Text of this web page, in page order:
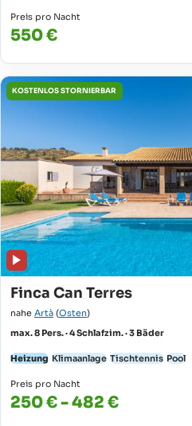
Preis pro Nacht
550 €
KOSTENLOS STORNIERBAR
Finca Can Terres
nahe Artà (Osten)
max. 8 Pers. · 4 Schlafzim. · 3 Bäder
Heizung Klimaanlage Tischtennis Pool
Preis pro Nacht
250 € - 482 €